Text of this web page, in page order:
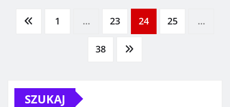
Stronicowanie
1 … 23 24 25 …
38
SZUKAJ